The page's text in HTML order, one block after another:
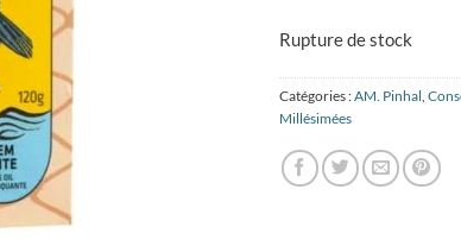
Rupture de stock
Catégories :AM. Pinhal
Millésimées